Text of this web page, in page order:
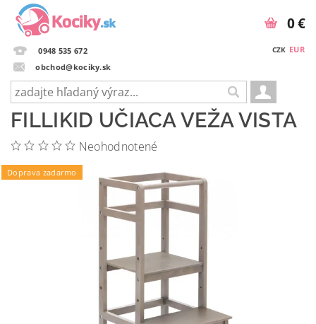
0948 535 672
obchod@kociky.sk
CZK EUR
0 €
FILLIKID UČIACA VEŽA VISTA
Neohodnotené
Doprava zadarmo